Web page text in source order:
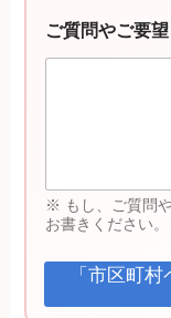
名
ご質問やご要望
※ もし、ご質問
お書きください。
「市区町